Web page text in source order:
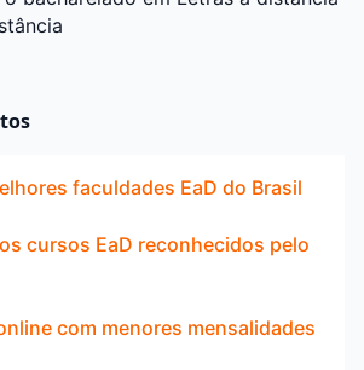
faculdades EaD do Brasil
cursos EaD reconhecidos pelo
com menores mensalidades